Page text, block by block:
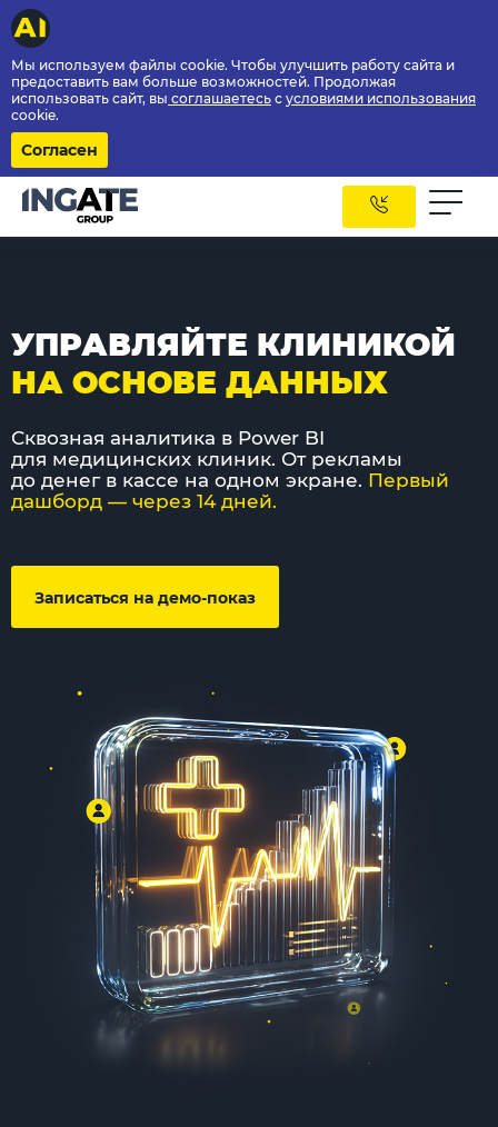
Мы используем файлы cookie. Чтобы улучшить работу сайта и
предоставить вам больше возможностей. Продолжая
использовать сайт, вы соглашаетесь с условиями использования
cookie.
Согласен
УПРАВЛЯЙТЕ КЛИНИКОЙ
НА ОСНОВЕ ДАННЫХ
Сквозная аналитика в Power BI
для медицинских клиник. От рекламы
до денег в кассе на одном экране. Первый
дашборд — через 14 дней.
Записаться на демо-показ